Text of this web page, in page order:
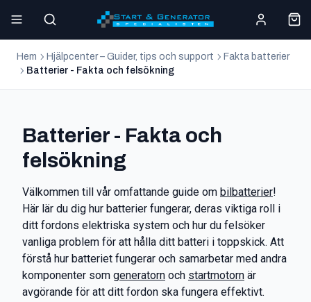
Hem Hjälpcenter – Guider, tips och support
Fakta batterier
Batterier - Fakta och felsökning
Batterier - Fakta och
felsökning
Välkommen till vår omfattande guide om bilbatterier!
Här lär du dig hur batterier fungerar, deras viktiga roll i
ditt fordons elektriska system och hur du felsöker
vanliga problem för att hålla ditt batteri i toppskick. Att
förstå hur batteriet fungerar och samarbetar med andra
komponenter som generatorn och startmotorn är
avgörande för att ditt fordon ska fungera effektivt.